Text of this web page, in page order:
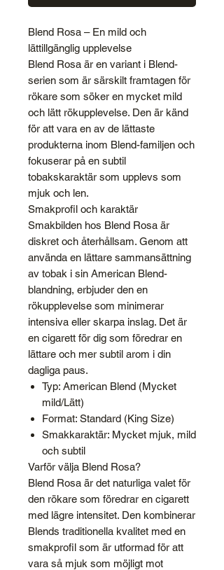
Blend Rosa – En mild och
lättillgänglig upplevelse
Blend Rosa är en variant i Blend-
serien som är särskilt framtagen för
rökare som söker en mycket mild
och lätt rökupplevelse. Den är känd
för att vara en av de lättaste
produkterna inom Blend-familjen och
fokuserar på en subtil
tobakskaraktär som upplevs som
mjuk och len.
Smakprofil och karaktär
Smakbilden hos Blend Rosa är
diskret och återhållsam. Genom att
använda en lättare sammansättning
av tobak i sin American Blend-
blandning, erbjuder den en
rökupplevelse som minimerar
intensiva eller skarpa inslag. Det är
en cigarett för dig som föredrar en
lättare och mer subtil arom i din
dagliga paus.
Typ: American Blend (Mycket
mild/Lätt)
Format: Standard (King Size)
Smakkaraktär: Mycket mjuk, mild
och subtil
Varför välja Blend Rosa?
Blend Rosa är det naturliga valet för
den rökare som föredrar en cigarett
med lägre intensitet. Den kombinerar
Blends traditionella kvalitet med en
smakprofil som är utformad för att
vara så mjuk som möjligt mot